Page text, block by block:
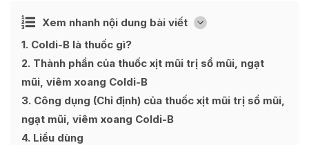
Xem nhanh nội dung bài viết [
Ẩn
1 Coldi-B là thuốc gì?
2 Thành phần của thuốc xịt mũi trị sổ mũi, ngạt
mũi, viêm xoang Coldi-B
3 Công dụng (Chỉ định) của thuốc xịt mũi trị sổ mũi,
ngạt mũi, viêm xoang Coldi-B
4 Liều dùng